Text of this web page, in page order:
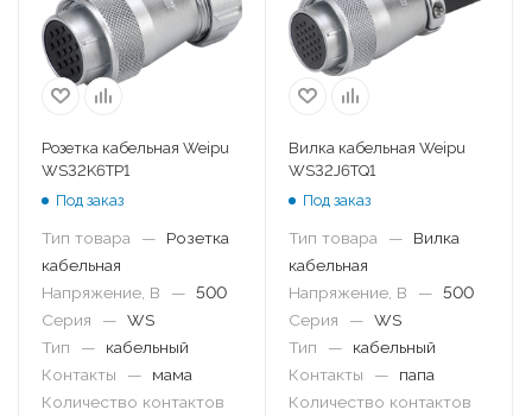
Розетка кабельная Weipu
WS32K6TP1
Под заказ
Тип товара —
Розетка
кабельная
Напряжение, В
— 500
Серия
— WS
Тип
—
кабельный
Контакты
—
мама
Количество контактов
Вилка кабельная Weipu
WS32J6TQ1
Под заказ
Тип товара —
Вилка
кабельная
Напряжение, В
— 500
Серия
— WS
Тип
—
кабельный
Контакты
—
папа
Количество контактов